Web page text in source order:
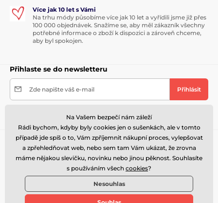
Více jak 10 let s Vámi
Na trhu módy působíme více jak 10 let a vyřídili jsme již přes
100 000 objednávek. Snažíme se, aby měl zákazník všechny
potřebné informace o zboží k dispozici a zároveň chceme,
aby byl spokojen.
Přihlaste se do newsletteru
Zde napište váš e-mail Přihlásit
. Z odběru se můžete kdykoliv odhlásit.
Potřebujete poradit offline
Zákaznický servis je k dispozici
+420 731 315 486
objednavky@perfektnipradlo.cz
Na Vašem bezpečí nám záleží
Rádi bychom, kdyby byly cookies jen o sušenkách, ale v tomto
případě jde spíš o to, Vám zpříjemnit nákupní proces, vylepšovat
a zpřehledňovat web, nebo sem tam Vám ukázat, že zrovna
máme nějakou slevičku, novinku nebo jinou pěknost. Souhlasíte
s používáním všech cookies?
Nesouhlas